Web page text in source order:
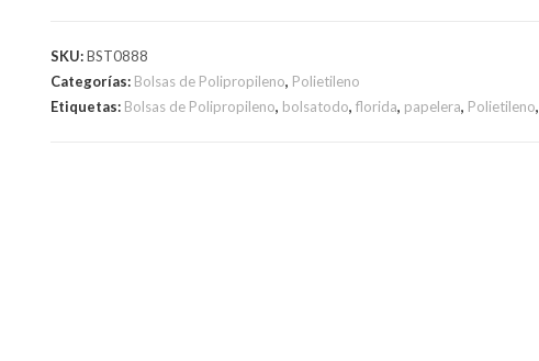
50
cm.
SKU:BST0888
Categorías: Bolsas de Polipropileno, Polietileno
Etiquetas: Bolsas de Polipropileno, bolsatodo, florida, papelera, Polietileno,